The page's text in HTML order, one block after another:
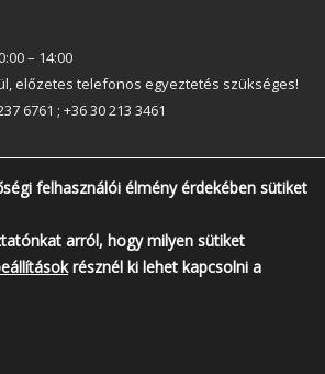
– 14:00
előzetes telefonos egyeztetés szükséges!
6761 ; +36 30 213 3461
felhasználói élmény érdekében sütiket
arról, hogy milyen sütiket
résznél ki lehet kapcsolni a